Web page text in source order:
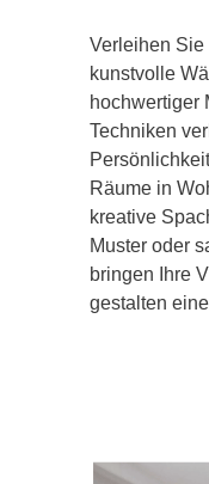
Verleihen Sie
kunstvolle
hochwertiger
Techniken
Räume in
kreative
Muster oder
bringen Ihre
gestalten